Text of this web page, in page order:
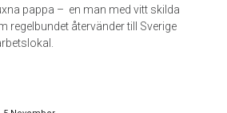
pappa – en man med vitt skilda
regelbundet återvänder till Sverige